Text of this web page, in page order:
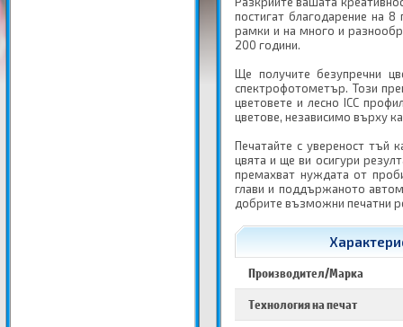
постигат благодарение на
рамки и на много и
200 години.
Ще получите безупречни
спектрофотометър. Този
цветовете и лесно ICC
цветове, независимо върху
Печатайте с увереност тъй
цвята и ще ви осигури
премахват нуждата от
глави и поддържаното
добрите възможни печатни
Производител/Марка
Технология на печат